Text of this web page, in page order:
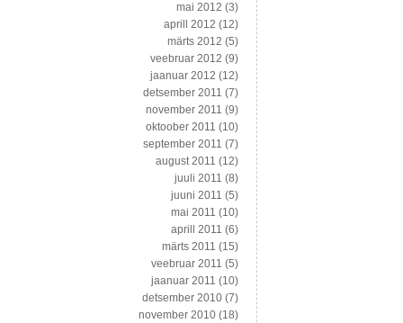
mai 2012 (3)
aprill 2012 (12)
märts 2012 (5)
veebruar 2012 (9)
jaanuar 2012 (12)
detsember 2011 (7)
november 2011 (9)
oktoober 2011 (10)
september 2011 (7)
august 2011 (12)
juuli 2011 (8)
juuni 2011 (5)
mai 2011 (10)
aprill 2011 (6)
märts 2011 (15)
veebruar 2011 (5)
jaanuar 2011 (10)
detsember 2010 (7)
november 2010 (18)